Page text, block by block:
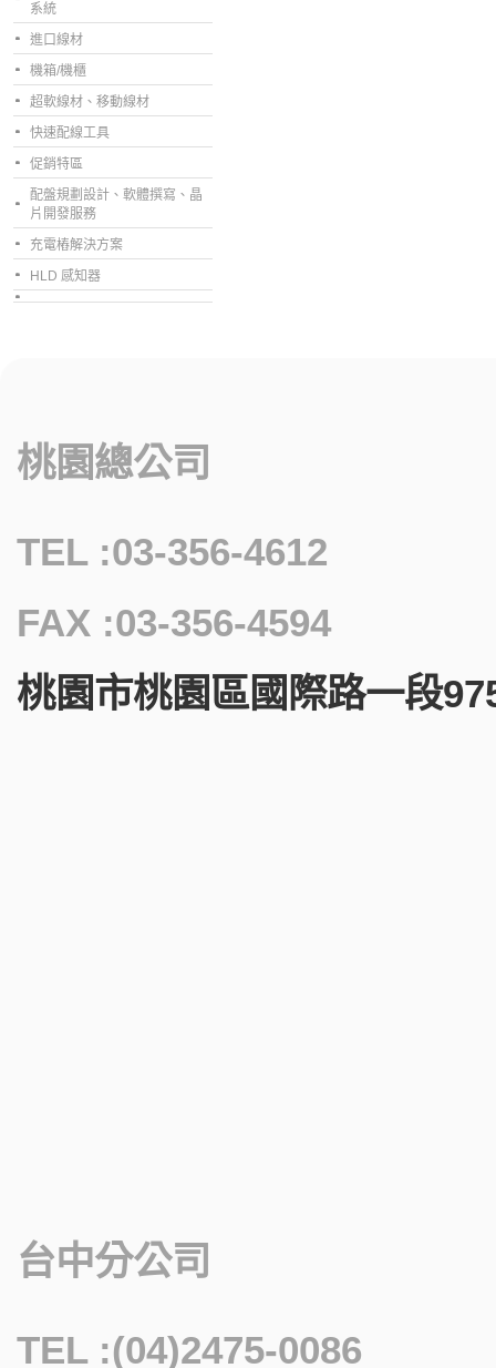
系統
進口線材
機箱/機櫃
超軟線材、移動線材
快速配線工具
促銷特區
配盤規劃設計、軟體撰寫、晶
片開發服務
充電樁解決方案
HLD 感知器
桃園總公司
TEL :03-356-4612
FAX :03-356-4594
桃園市桃園區國際路一段
台中分公司
TEL :(04)2475-0086